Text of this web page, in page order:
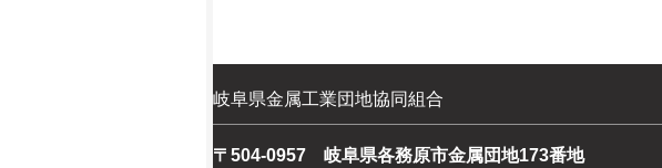
岐阜県金属工業団地協同組合
〒504-0957 岐阜県各務原市金属団地173番地